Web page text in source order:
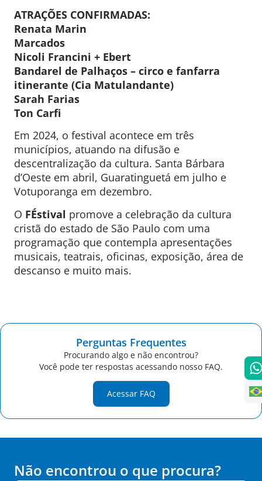
ATRAÇÕES CONFIRMADAS:
Renata Marin
Marcados
Nicoli Francini + Ebert
Bandarel de Palhaços – circo e fanfarra
itinerante (Cia Matulandante)
Sarah Farias
Ton Carfi
Em 2024, o festival acontece em três
municípios, atuando na difusão e
descentralização da cultura. Santa Bárbara
d’Oeste em abril, Guaratinguetá em julho e
Votuporanga em dezembro.
O FÉstival promove a celebração da cultura
cristã do estado de São Paulo com uma
programação que contempla apresentações
musicais, teatrais, oficinas, exposição, área de
descanso e muito mais.
Perguntas Frequentes
Procurando algo e não encontrou?
Você pode ter respostas acessando nosso FAQ.
Acessar FAQ
Não encontrou o que procura?